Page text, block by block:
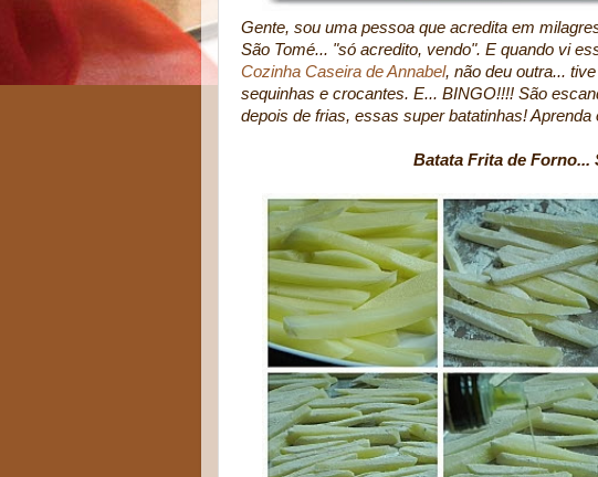
Gente, sou uma pessoa que acredita em
São Tomé... "só acredito, vendo". E quando vi
Cozinha Caseira de Annabel, não deu outra...
sequinhas e crocantes. E... BINGO!!!! São
depois de frias, essas super batatinhas! Aprenda
Batata Frita de Forno...